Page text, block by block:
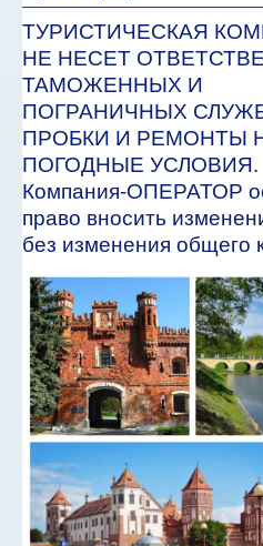
ТУРИСТИЧЕСКАЯ
НЕ НЕСЕТ
ТАМОЖЕННЫХ И
ПОГРАНИЧНЫХ
ПРОБКИ И РЕМОНТЫ
ПОГОДНЫЕ УСЛОВИЯ.
Компания-ОПЕРАТОР
право вносить
без изменения общего